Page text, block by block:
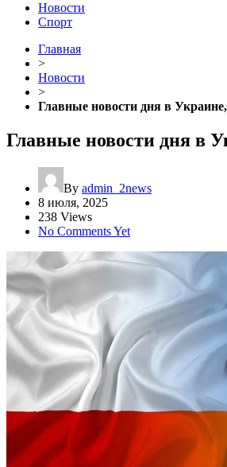
Новости
Спорт
Главная
>
Новости
>
Главные новости дня в
Главные новости дня в
By admin_2news
8 июля, 2025
238 Views
No Comments Yet